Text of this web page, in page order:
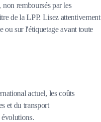
non remboursés par les
de la LPP. Lisez attentivement
ou sur l'étiquetage avant toute
actuel, les coûts
et du transport
évolutions.